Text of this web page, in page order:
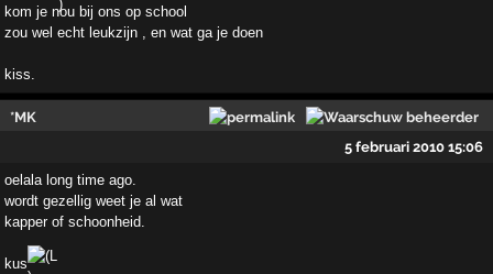
kom je nou bij ons op school
zou wel echt leukzijn , en wat ga je doen
kiss.
*MK
5 februari 2010 15:06
oelala long time ago.
wordt gezellig weet je al wat
kapper of schoonheid.
kus